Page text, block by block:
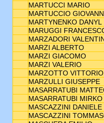
MARTUCCI MARIO
MARTUCCIO
MARTYNENKO DANYL
MARUGGI
MARZADORI
MARZI ALBERTO
MARZI GIACOMO
MARZI VALERIO
MARZOTTO
MARZULLI GIUSEPPE
MASARRATUBI
MASARRATUBI MIRKO
MASCAZZINI DANIELE
MASCAZZINI